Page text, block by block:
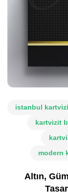
istanbul
kartvizit
modern
Altın,